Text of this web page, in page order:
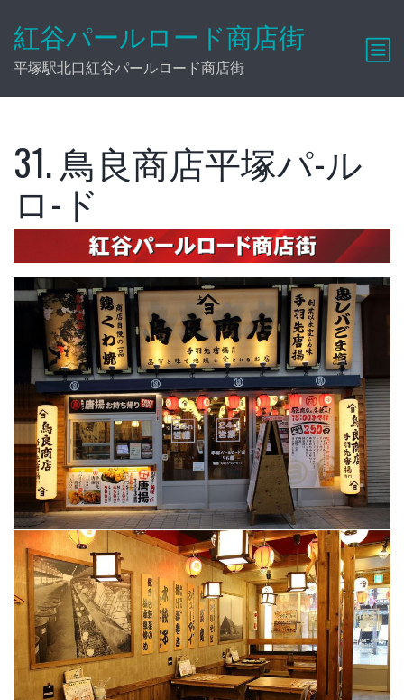
紅谷パールロード商店街
平塚駅北口紅谷パールロード商店街
31. 鳥良商店平塚パ-ル
ロ-ド